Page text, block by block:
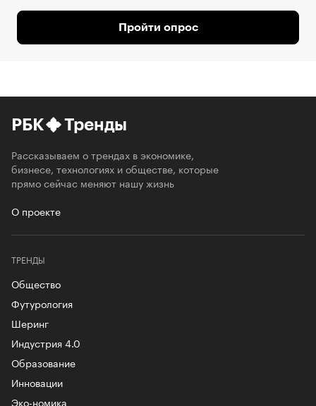
Пройти опрос
РБК Тренды
Рассказываем о трендах в экономике,
бизнесе, технологиях и обществе, которые
прямо сейчас меняют нашу жизнь
О проекте
ТРЕНДЫ
Общество
Футурология
Шеринг
Индустрия 4.0
Образование
Инновации
Эко-номика